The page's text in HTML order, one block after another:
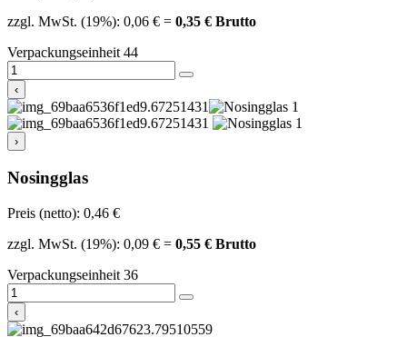
zzgl. MwSt. (19%): 0,06 € = 0,35 € Brutto
Verpackungseinheit 44
‹
›
Nosingglas
Preis (netto): 0,46 €
zzgl. MwSt. (19%): 0,09 € = 0,55 € Brutto
Verpackungseinheit 36
‹